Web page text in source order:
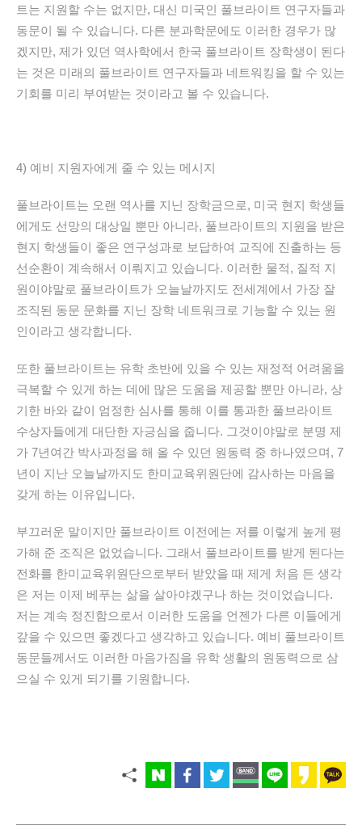
트는 지원할 수는 없지만, 대신 미국인 풀브라이트 연구자들과
동문이 될 수 있습니다. 다른 분과학문에도 이러한 경우가 많
겠지만, 제가 있던 역사학에서 한국 풀브라이트 장학생이 된다
는 것은 미래의 풀브라이트 연구자들과 네트워킹을 할 수 있는
기회를 미리 부여받는 것이라고 볼 수 있습니다.
4) 예비 지원자에게 줄 수 있는 메시지
풀브라이트는 오랜 역사를 지닌 장학금으로, 미국 현지 학생들
에게도 선망의 대상일 뿐만 아니라, 풀브라이트의 지원을 받은
현지 학생들이 좋은 연구성과로 보답하여 교직에 진출하는 등
선순환이 계속해서 이뤄지고 있습니다. 이러한 물적, 질적 지
원이야말로 풀브라이트가 오늘날까지도 전세계에서 가장 잘
조직된 동문 문화를 지닌 장학 네트워크로 기능할 수 있는 원
인이라고 생각합니다.
또한 풀브라이트는 유학 초반에 있을 수 있는 재정적 어려움을
극복할 수 있게 하는 데에 많은 도움을 제공할 뿐만 아니라, 상
기한 바와 같이 엄정한 심사를 통해 이를 통과한 풀브라이트
수상자들에게 대단한 자긍심을 줍니다. 그것이야말로 분명 제
가7년여간 박사과정을 해 올 수 있던 원동력 중 하나였으며, 7
년이 지난 오늘날까지도 한미교육위원단에 감사하는 마음을
갖게 하는 이유입니다.
부끄러운 말이지만 풀브라이트 이전에는 저를 이렇게 높게 평
가해 준 조직은 없었습니다. 그래서 풀브라이트를 받게 된다는
전화를 한미교육위원단으로부터 받았을 때 제게 처음 든 생각
은 저는 이제 베푸는 삶을 살아야겠구나 하는 것이었습니다.
저는 계속 정진함으로서 이러한 도움을 언젠가 다른 이들에게
갚을 수 있으면 좋겠다고 생각하고 있습니다. 예비 풀브라이트
동문들께서도 이러한 마음가짐을 유학 생활의 원동력으로 삼
으실 수 있게 되기를 기원합니다.